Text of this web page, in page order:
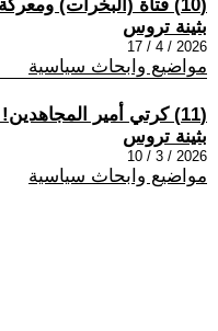
(10) فتاة (البخرات) ومعركة المناهج التعليمية
بثينة تروس
2026 / 4 / 17
مواضيع وابحاث سياسية
(11) كرتي أمير المجاهدين! الشعب برئ منكم
بثينة تروس
2026 / 3 / 10
مواضيع وابحاث سياسية